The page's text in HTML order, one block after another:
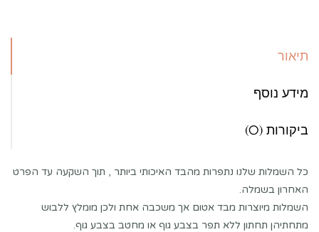
תיאור
מידע נוסף
ביקורות (0)
כל השמלות שלנו נתפרות מהבד האיכותי ביותר , תוך השקעה עד הפרט
האחרון בשמלה.
השמלות מיוצרות מבד אטום אך משכבה אחת ולכן מומלץ ללבוש
מתחתיהן תחתון ללא תפר בצבע גוף או מחטב בצבע גוף.